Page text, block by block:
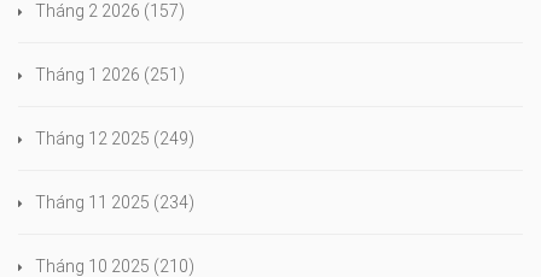
Tháng 2 2026 (157)
Tháng 1 2026 (251)
Tháng 12 2025 (249)
Tháng 11 2025 (234)
Tháng 10 2025 (210)